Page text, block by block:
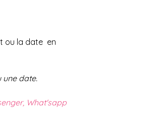
ou la date en
une date.
What'sapp